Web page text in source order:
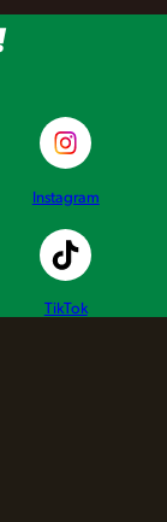
Instagram
TikTok